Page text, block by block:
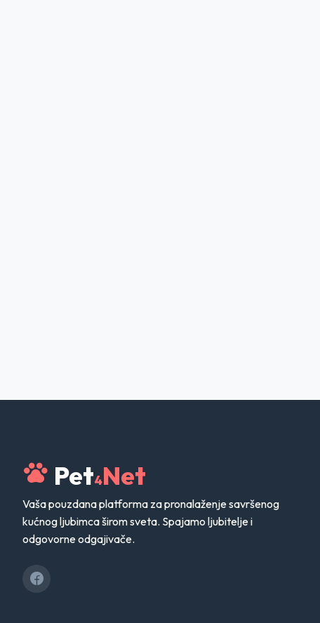
Pet4Net
Vaša pouzdana platforma za pronalaženje savršenog
kućnog ljubimca širom sveta. Spajamo ljubitelje i
odgovorne odgajivače.